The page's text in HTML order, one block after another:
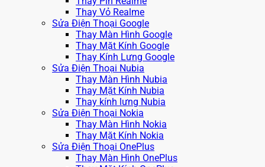
Thay Vỏ Realme
Sửa Điện Thoại Google
Thay Màn Hình Google
Thay Mặt Kính Google
Thay Kính Lưng Google
Sửa Điện Thoại Nubia
Thay Màn Hình Nubia
Thay Mặt Kính Nubia
Thay kính lưng Nubia
Sửa Điện Thoại Nokia
Thay Màn Hình Nokia
Thay Mặt Kính Nokia
Sửa Điện Thoại OnePlus
Thay Màn Hình OnePlus